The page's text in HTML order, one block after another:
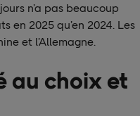
n’a pas beaucoup
en 2025 qu’en 2024. Les
et l’Allemagne.
au choix et